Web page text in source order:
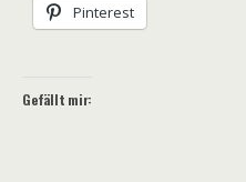
Pinterest
Gefällt mir: